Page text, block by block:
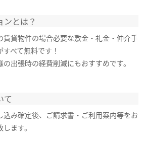
ンとは？
賃貸物件の場合必要な敷金・礼金・仲介手
すべて無料です！
の出張時の経費削減にもおすすめです。
て
込み確定後、ご請求書・ご利用案内等をお
ます。